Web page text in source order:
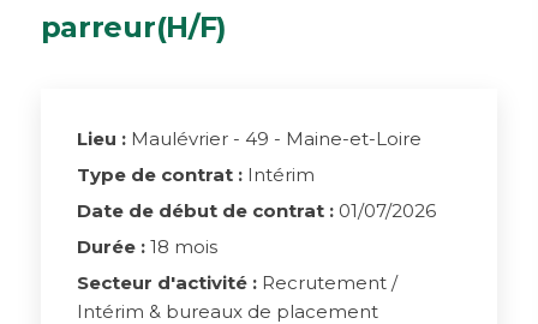
parreur(H/F)
Lieu :Maulévrier - 49 - Maine-et-Loire
Type de contrat :Intérim
Date de début de contrat :01/07/2026
Durée :18 mois
Secteur d'activité :Recrutement /
Intérim & bureaux de placement